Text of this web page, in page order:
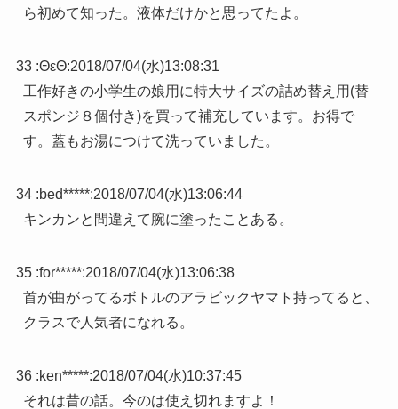
ら初めて知った。液体だけかと思ってたよ。
33 :ΘεΘ:2018/07/04(水)13:08:31
工作好きの小学生の娘用に特大サイズの詰め替え用(替
スポンジ８個付き)を買って補充しています。お得で
す。蓋もお湯につけて洗っていました。
34 :bed*****:2018/07/04(水)13:06:44
キンカンと間違えて腕に塗ったことある。
35 :for*****:2018/07/04(水)13:06:38
首が曲がってるボトルのアラビックヤマト持ってると、
クラスで人気者になれる。
36 :ken*****:2018/07/04(水)10:37:45
それは昔の話。今のは使え切れますよ！